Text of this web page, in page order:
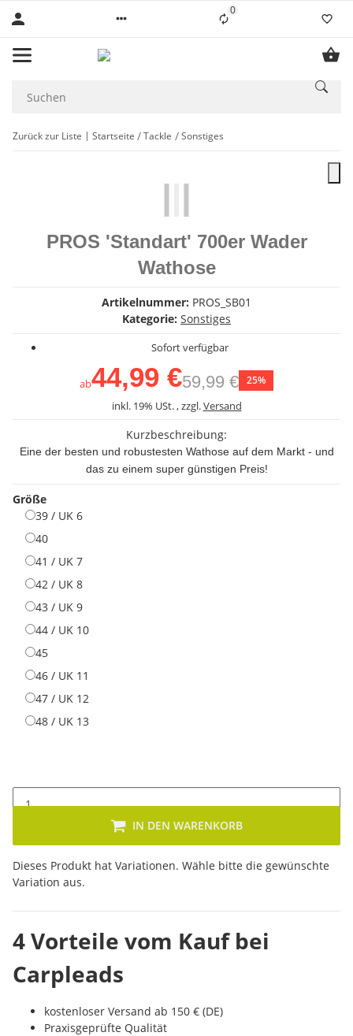
0Liste ist leer
Zurück zur Liste Startseite Tackle Sonstiges
PROS 'Standart' 700er Wader
Wathose
Artikelnummer: PROS_SB01
Kategorie: Sonstiges
Sofort verfügbar
ab44,99 €59,99 € 25%
inkl. 19% USt. , zzgl.Versand
Kurzbeschreibung:
Eine der besten und robustesten Wathose auf dem Markt - und
das zu einem super günstigen Preis!
Größe
39 / UK 639 / UK 6
4040
41 / UK 741 / UK 7
42 / UK 842 / UK 8
43 / UK 943 / UK 9
44 / UK 1044 / UK 10
4545
46 / UK 11
47 / UK 12
48 / UK 1348 / UK 13
IN DEN WARENKORB
x
Dieses Produkt hat Variationen. Wähle bitte die gewünschte
Variation aus.
4 Vorteile vom Kauf bei
Carpleads
kostenloser Versand ab 150 € (DE)
Praxisgeprüfte Qualität